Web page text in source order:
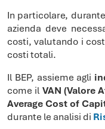
In particolare,
azienda deve
costi, valutando i
costi totali.
Il BEP, assieme agli
come ilVAN (Valore
Average Cost of
durante le analisi di